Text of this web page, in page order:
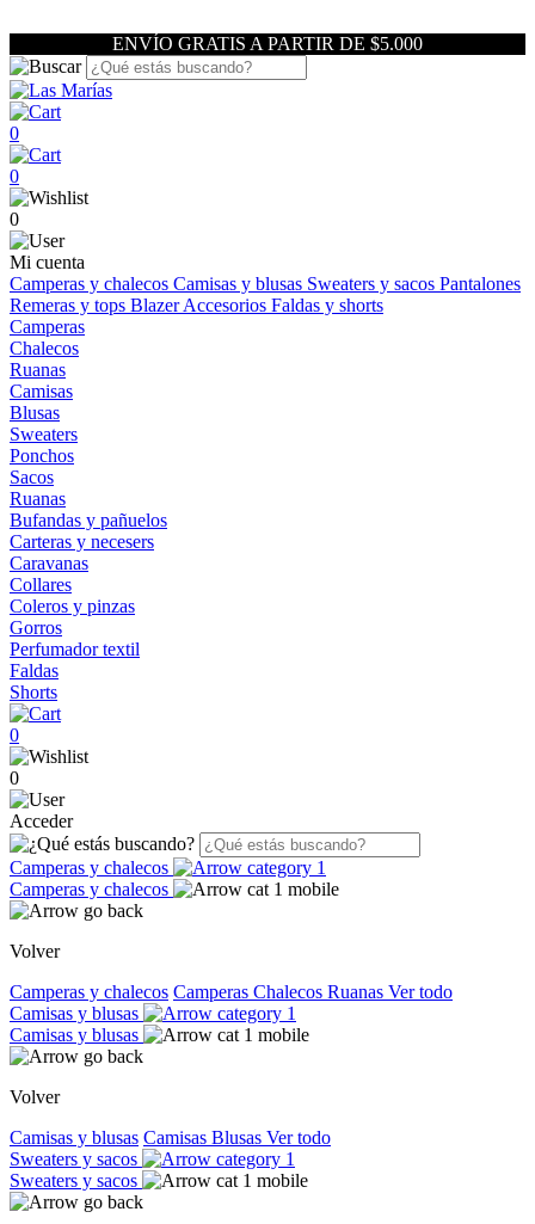
ENVÍO GRATIS A PARTIR DE $5.000
0
0
0
Mi cuenta
Camperas y chalecos Camisas y blusas Sweaters y sacos Pantalones
Remeras y tops BlazerAccesorios Faldas y shorts
Camperas
Chalecos
Ruanas
Camisas
Blusas
Sweaters
Ponchos
Sacos
Ruanas
Bufandas y pañuelos
Carteras y necesers
Caravanas
Collares
Coleros y pinzas
Gorros
Perfumador textil
Faldas
Shorts
0
0
Acceder
Camperas y chalecos
Camperas y chalecos
Volver
Camperas y chalecos Camperas Chalecos Ruanas Ver todo
Camisas y blusas
Camisas y blusas
Volver
Camisas y blusas Camisas Blusas Ver todo
Sweaters y sacos
Sweaters y sacos